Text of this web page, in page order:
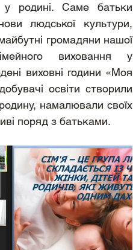
родині. Саме батьки
людської культури,
громадяни нашої
виховання у
виховні години «Моя
освіти створили
намалювали своїх
поряд з батьками.